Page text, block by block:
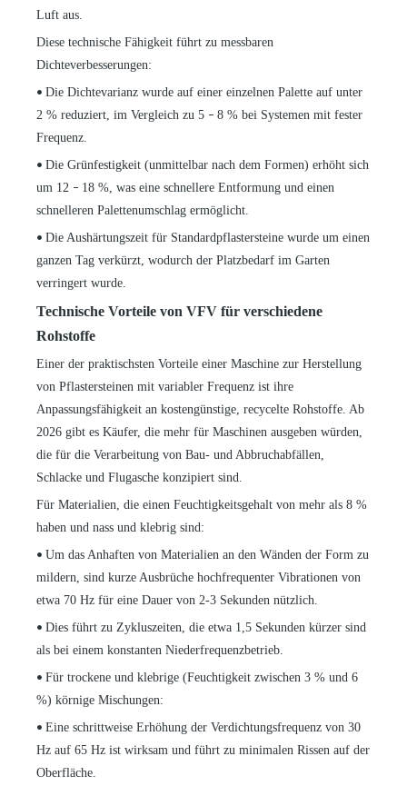
Luft aus.
Diese technische Fähigkeit führt zu messbaren
Dichteverbesserungen:
• Die Dichtevarianz wurde auf einer einzelnen Palette auf unter
2 % reduziert, im Vergleich zu 5 – 8 % bei Systemen mit fester
Frequenz.
• Die Grünfestigkeit (unmittelbar nach dem Formen) erhöht sich
um 12 – 18 %, was eine schnellere Entformung und einen
schnelleren Palettenumschlag ermöglicht.
• Die Aushärtungszeit für Standardpflastersteine ​​wurde um einen
ganzen Tag verkürzt, wodurch der Platzbedarf im Garten
verringert wurde.
Technische Vorteile von VFV für verschiedene
Rohstoffe
Einer der praktischsten Vorteile einer Maschine zur Herstellung
von Pflastersteinen mit variabler Frequenz ist ihre
Anpassungsfähigkeit an kostengünstige, recycelte Rohstoffe. Ab
2026 gibt es Käufer, die mehr für Maschinen ausgeben würden,
die für die Verarbeitung von Bau- und Abbruchabfällen,
Schlacke und Flugasche konzipiert sind.
Für Materialien, die einen Feuchtigkeitsgehalt von mehr als 8 %
haben und nass und klebrig sind:
• Um das Anhaften von Materialien an den Wänden der Form zu
mildern, sind kurze Ausbrüche hochfrequenter Vibrationen von
etwa 70 Hz für eine Dauer von 2-3 Sekunden nützlich.
• Dies führt zu Zykluszeiten, die etwa 1,5 Sekunden kürzer sind
als bei einem konstanten Niederfrequenzbetrieb.
• Für trockene und klebrige (Feuchtigkeit zwischen 3 % und 6
%) körnige Mischungen:
• Eine schrittweise Erhöhung der Verdichtungsfrequenz von 30
Hz auf 65 Hz ist wirksam und führt zu minimalen Rissen auf der
Oberfläche.